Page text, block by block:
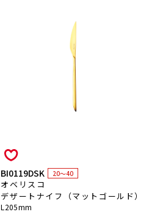
BI0119DSK 20～40
オベリスコ
デザートナイフ（マットゴールド）
L205mm